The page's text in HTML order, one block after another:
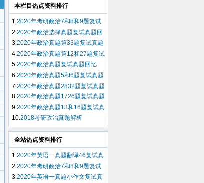
本栏目热点资料排行
1.2020年考研政治7和8和9题复试
真题回忆
2. 2020年政治选择真题复试真题回
忆
3.2020年政治真题第33题复试真题
回忆
4. 2020年政治真题第12和27题复试
真题回忆
5.2020年政治真题复试真题回忆
6.2020年政治真题5和6题复试真题
回忆
7. 2020年政治真题2832题复试真题
回忆
8.2020年政治真题1726题复试真题
回忆
9. 2020年政治真题13和16题复试真
题回忆
10.2018考研政治真题解析
全站热点资料排行
1.2020年英语一真题翻译46复试真
题回忆
2. 2020年考研政治7和8和9题复试
真题回忆
3.2020年英语一真题小作文复试真